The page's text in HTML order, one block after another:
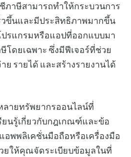
าษีสามารถทำให้กระบวนการ
ขึ้นและมีประสิทธิภาพมากขึ้น
รแกรมหรือแอปที่ออกแบบมา
โดยเฉพาะ ซึ่งมีฟีเจอร์ที่ช่วย
รายได้ และสร้างรายงานได้
ายทรัพยากรออนไลน์ที่
นรู้เกี่ยวกับกฎเกณฑ์และข้อ
อพพลิเคชั่นมือถือหรือเครื่องมือ
ยให้คุณจัดระเบียบข้อมูลในที่